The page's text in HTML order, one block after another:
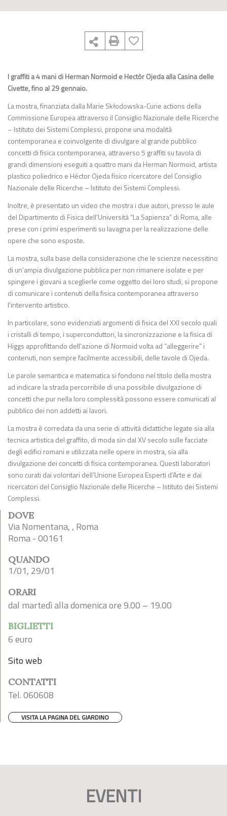
I graffiti a 4 mani di Herman Normoid e Hectòr Ojeda alla Casina delle
Civette, fino al 29 gennaio.
La mostra, finanziata dalla Marie Skłodowska-Curie actions della
Commissione Europea attraverso il Consiglio Nazionale delle Ricerche
– Istituto dei Sistemi Complessi, propone una modalità
contemporanea e coinvolgente di divulgare al grande pubblico
concetti di fisica contemporanea, attraverso 5 graffiti su tavola di
grandi dimensioni eseguiti a quattro mani da Herman Normoid, artista
plastico poliedrico e Héctor Ojeda fisico ricercatore del Consiglio
Nazionale delle Ricerche – Istituto dei Sistemi Complessi.
Inoltre, è presentato un video che mostra i due autori, presso le aule
del Dipartimento di Fisica dell’Università “La Sapienza” di Roma, alle
prese con i primi esperimenti su lavagna per la realizzazione delle
opere che sono esposte.
La mostra, sulla base della considerazione che le scienze necessitino
di un’ampia divulgazione pubblica per non rimanere isolate e per
spingere i giovani a sceglierle come oggetto dei loro studi, si propone
di comunicare i contenuti della fisica contemporanea attraverso
l’intervento artistico.
In particolare, sono evidenziati argomenti di fisica del XXI secolo quali
i cristalli di tempo, i superconduttori, la sincronizzazione e la fisica di
Higgs approfittando dell’azione di Normoid volta ad “alleggerire” i
contenuti, non sempre facilmente accessibili, delle tavole di Ojeda.
Le parole semantica e matematica si fondono nel titolo della mostra
ad indicare la strada percorribile di una possibile divulgazione di
concetti che pur nella loro complessità possono essere comunicati al
pubblico dei non addetti ai lavori.
La mostra è corredata da una serie di attività didattiche legate sia alla
tecnica artistica del graffito, di moda sin dal XV secolo sulle facciate
degli edifici romani e utilizzata nelle opere in mostra, sia alla
divulgazione dei concetti di fisica contemporanea. Questi laboratori
sono curati dai volontari dell’Unione Europea Esperti d’Arte e dai
ricercatori del Consiglio Nazionale delle Ricerche – Istituto dei Sistemi
Complessi.
DOVE
Via Nomentana, , Roma
Roma - 00161
QUANDO
1/01, 29/01
ORARI
dal martedì alla domenica ore 9.00 – 19.00
BIGLIETTI
6 euro
Sito web
CONTATTI
Tel. 060608
VISITA LA PAGINA DEL GIARDINO
EVENTI